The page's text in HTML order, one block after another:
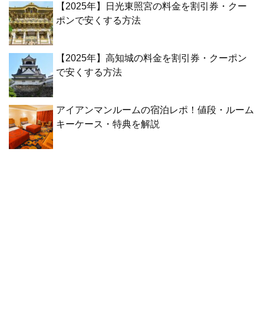
【2025年】日光東照宮の料金を割引券・クー
ポンで安くする方法
【2025年】高知城の料金を割引券・クーポン
で安くする方法
アイアンマンルームの宿泊レポ！値段・ルーム
キーケース・特典を解説